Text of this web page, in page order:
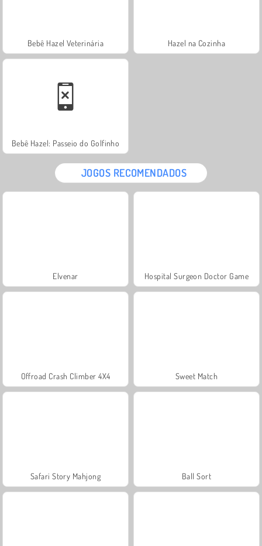
Bebê Hazel Veterinária Hazel na Cozinha
Bebê Hazel: Passeio do Golfinho
JOGOS RECOMENDADOS
Elvenar Hospital Surgeon Doctor Game
Offroad Crash Climber 4X4 Sweet Match
Safari Story Mahjong Ball Sort